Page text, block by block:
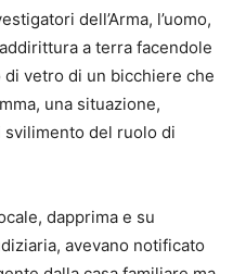
dell’Arma, l’uomo,
a terra facendole
vetro di un bicchiere che
una situazione,
svilimento del ruolo di
dapprima e su
avevano notificato